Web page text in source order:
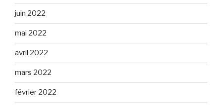
juin 2022
mai 2022
avril 2022
mars 2022
février 2022